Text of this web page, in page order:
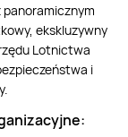
panoramicznym
ekskluzywny
Lotnictwa
i